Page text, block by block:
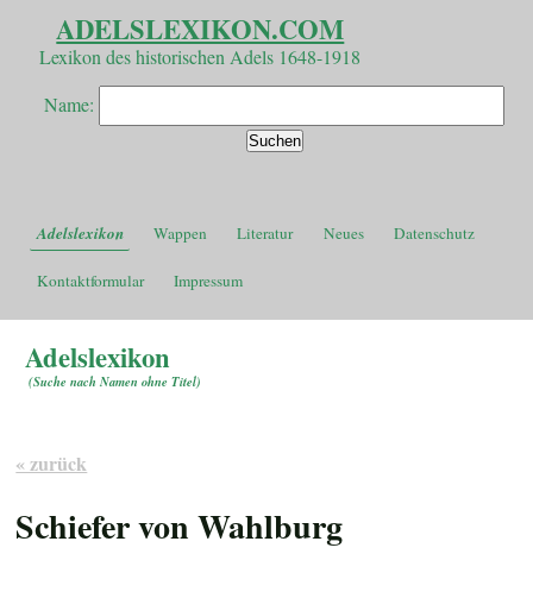
ADELSLEXIKON.COM
Lexikon des historischen Adels 1648-1918
Name:
Adelslexikon Wappen Literatur Neues Datenschutz
Kontaktformular Impressum
Adelslexikon
(Suche nach Namen ohne Titel)
« zurück
Schiefer von Wahlburg